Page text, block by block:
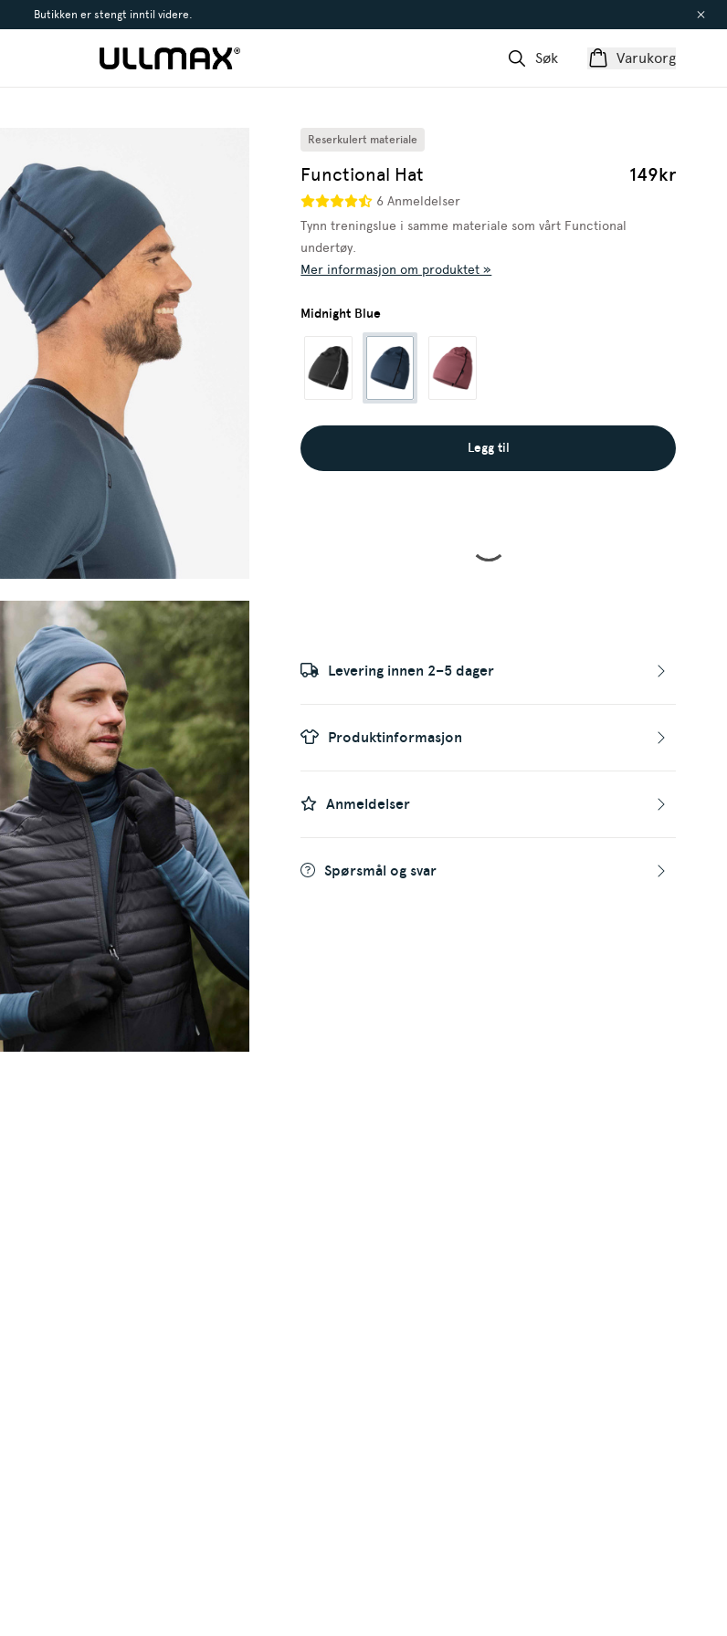
Butikken er stengt inntil videre.
Søk Varukorg
Reserkulert materiale
Functional Hat 149kr
6 Anmeldelser
Tynn treningslue i samme materiale som vårt Functional
undertøy.
Mer informasjon om produktet »
Midnight Blue
Legg til
Levering innen 2–5 dager
Produktinformasjon
Anmeldelser
Spørsmål og svar